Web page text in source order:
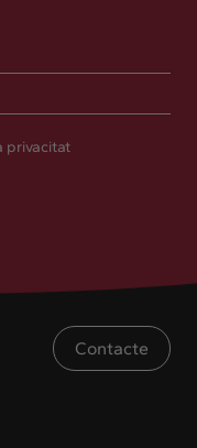
Contacte
privacitat